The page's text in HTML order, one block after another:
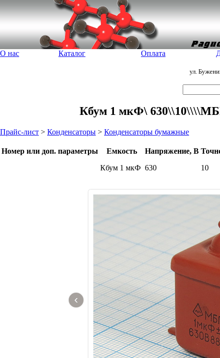
О нас Каталог Оплата
ул.
Кбум 1 мкФ\
Прайс-лист > Конденсаторы > Конденсаторы бумажные
Номер или доп. параметры Емкость Напряжение, В
Кбум 1 мкФ 630 10
‹